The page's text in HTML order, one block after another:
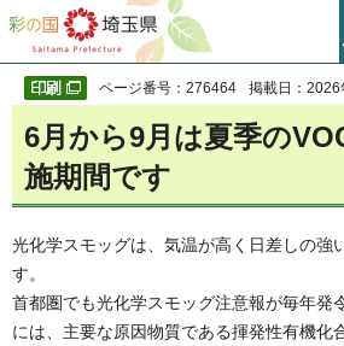
彩の国 埼玉県
ページ番号：276464 掲載日：2026
6月から9月は夏季の
施期間です
光化学スモッグは、気温が高く日差しの強
す。
首都圏でも光化学スモッグ注意報が毎年発
には、主要な原因物質である揮発性有機化